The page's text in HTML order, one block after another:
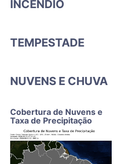
INCÊNDIO
TEMPESTADE
NUVENS E CHUVA
Cobertura de Nuvens e
Taxa de Precipitação